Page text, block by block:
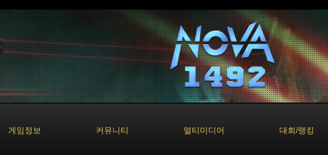
게임정보 커뮤니티 멀티미디어 대회/랭킹